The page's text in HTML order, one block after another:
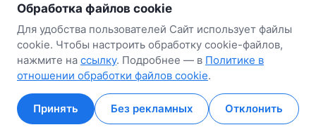
Главная Кабинет Избранные Сравнение
Главная Кабинет Избранные Сравнение
+375 (29) 563-57-02
Обработка файлов cookie
Для удобства пользователей Сайт использует файлы
cookie. Чтобы настроить обработку cookie-файлов,
нажмите на ссылку. Подробнее — в Политике в
отношении обработки файлов cookie.
Принять Без рекламных Отклонить